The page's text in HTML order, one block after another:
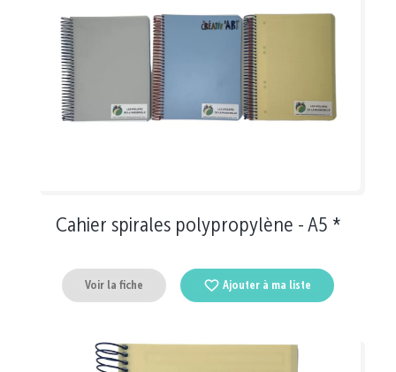
Cahier spirales polypropylène - A5 *
Voir la fiche Ajouter à ma liste